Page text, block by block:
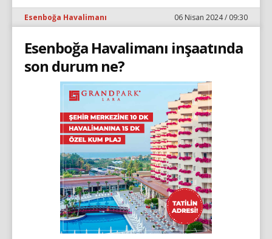
Esenboğa Havalimanı 06 Nisan 2024 / 09:30
Esenboğa Havalimanı inşaatında
son durum ne?